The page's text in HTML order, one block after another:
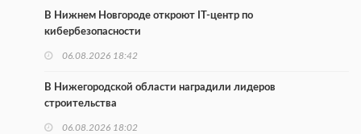
В Нижнем Новгороде откроют IT-центр по
кибербезопасности
06.08.2026 18:42
В Нижегородской области наградили лидеров
строительства
06.08.2026 18:02